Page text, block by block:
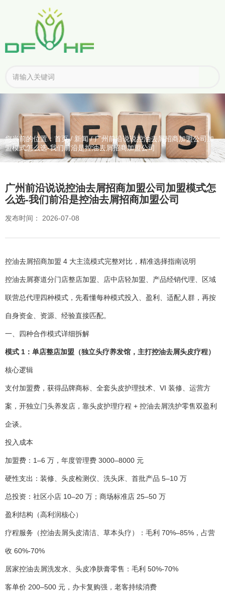
您当前的位置：首页/ 新闻 /广州前沿说说控油去屑招商加盟公司加
盟模式怎么选-我们前沿是控油去屑招商加盟公司
广州前沿说说控油去屑招商加盟公司加盟模式怎
么选-我们前沿是控油去屑招商加盟公司
发布时间： 2026-07-08
控油去屑招商加盟 4 大主流模式完整对比，精准选择指南说明
控油去屑赛道分门店整店加盟、店中店轻加盟、产品经销代理、区域
联营总代理四种模式，先看懂每种模式投入、盈利、适配人群，再按
自身资金、资源、经验直接匹配。
一、四种合作模式详细拆解
模式 1：单店整店加盟（独立头疗养发馆，主打控油去屑头皮疗程）
核心逻辑
支付加盟费，获得品牌商标、全套头皮护理技术、VI 装修、运营方
案，开独立门头养发店，靠头皮护理疗程 + 控油去屑洗护零售双盈利
企谈。
投入成本
加盟费：1–6 万，年度管理费 3000–8000 元
硬性支出：装修、头皮检测仪、洗头床、首批产品 5–10 万
总投资：社区小店 10–20 万；商场标准店 25–50 万
盈利结构（高利润核心）
疗程服务（控油去屑头皮清洁、草本头疗）：毛利 70%–85%，占营
收 60%-70%
居家控油去屑洗发水、头皮净肤膏零售：毛利 50%-70%
客单价 200–500 元，办卡复购强，老客持续消费